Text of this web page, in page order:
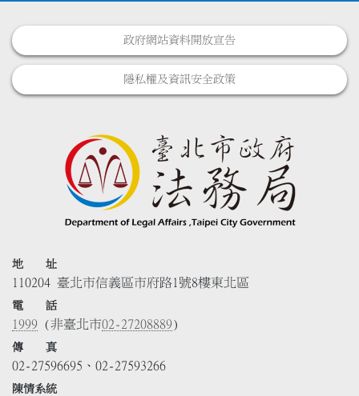
政府網站資料開放宣告
隱私權及資訊安全政策
地 址
110204 臺北市信義區市府路1號8樓東北區
電 話
1999 (非臺北市02-27208889)
傳 真
02-27596695、02-27593266
陳情系統